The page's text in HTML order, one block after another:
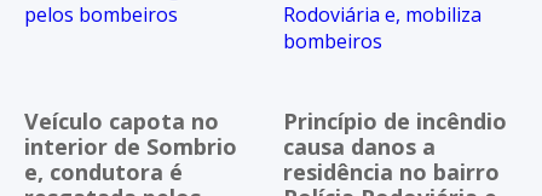
Veículo capota no
interior de Sombrio
e, condutora é
Princípio de incêndio
causa danos a
residência no bairro